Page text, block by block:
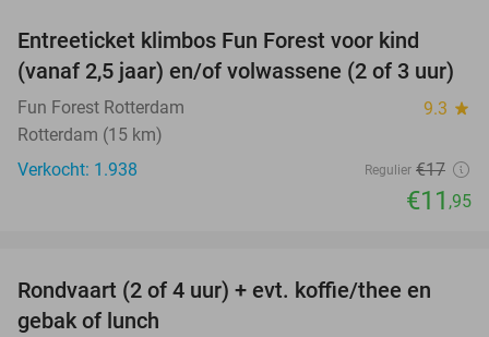
Entreeticket klimbos Fun Forest voor kind
(vanaf 2,5 jaar) en/of volwassene (2 of 3 uur)
Fun Forest Rotterdam 9.3 star
Rotterdam (15 km)
Verkocht: 1.938
Regulier €17
€11 ,95
61%
Rondvaart (2 of 4 uur) + evt. koffie/thee en
gebak of lunch